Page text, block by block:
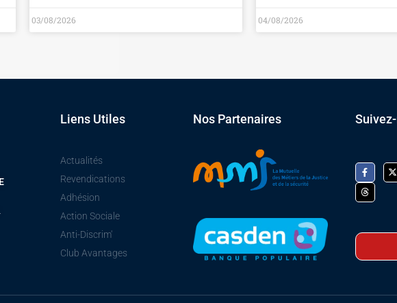
03/08/2026 04/08/2026
Liens Utiles
Actualités
Revendications
Adhésion
Action Sociale
Anti-Discrim'
Club Avantages
Nos Partenaires